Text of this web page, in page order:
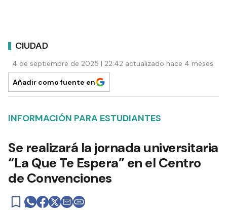
CIUDAD
4 de septiembre de 2025 | 22:42 actualizado hace 4 meses
Añadir como fuente en
INFORMACIÓN PARA ESTUDIANTES
Se realizará la jornada universitaria
“La Que Te Espera” en el Centro
de Convenciones